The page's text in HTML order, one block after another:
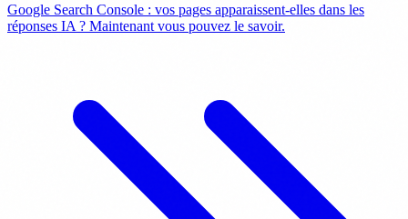
Google Search Console : vos pages apparaissent-elles dans les
réponses IA ? Maintenant vous pouvez le savoir.